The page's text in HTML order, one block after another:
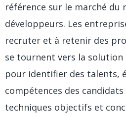
référence sur le marché du
développeurs. Les
recruter et à retenir des
se tournent vers la solution
pour identifier des talents,
compétences des
techniques objectifs et